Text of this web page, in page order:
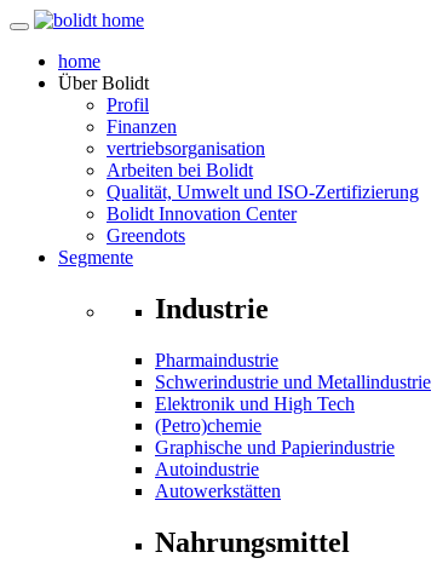
home
ÜberBolidt
Profil
Finanzen
vertriebsorganisation
Arbeiten bei Bolidt
Qualität, Umwelt und ISO-Zertifizierung
Bolidt Innovation Center
Greendots
Segmente
Industrie
Pharmaindustrie
Schwerindustrie und Metallindustrie
Elektronik und High Tech
(Petro)chemie
Graphische und Papierindustrie
Autoindustrie
Autowerkstätten
Nahrungsmittel